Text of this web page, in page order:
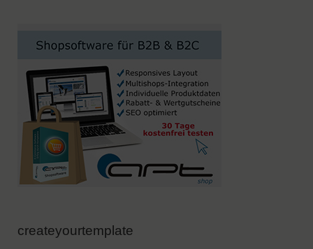
createyourtemplate